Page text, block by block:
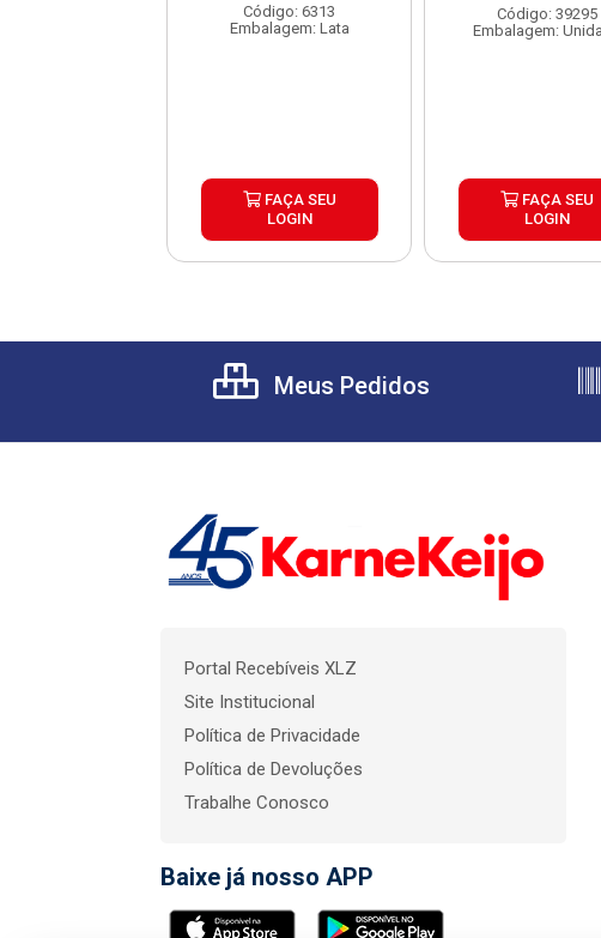
Código: 6313
Embalagem: Lata
FAÇA SEU
LOGIN
Código: 39295
Embalagem:
FAÇA SEU
LOGIN
Meus Pedidos
Portal Recebíveis XLZ
Site Institucional
Política de Privacidade
Política de Devoluções
Trabalhe Conosco
Baixe já nosso APP